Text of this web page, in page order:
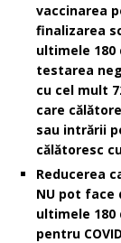
vaccinarea
finalizarea
ultimele
testarea
cu cel mult
care
sau intrării
călătoresc
Reducerea
NU pot face
ultimele
pentru